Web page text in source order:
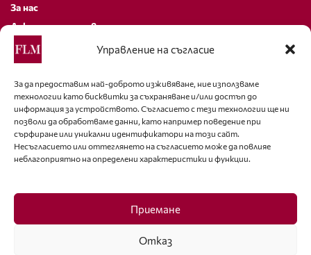
Управление на съгласие
За да предоставим най-доброто изживяване, ние използваме
технологии като бисквитки за съхраняване и/или достъп до
информация за устройството. Съгласието с тези технологии ще ни
позволи да обработваме данни, като например поведение при
сърфиране или уникални идентификатори на този сайт.
Несъгласието или оттеглянето на съгласието може да повлияе
неблагоприятно на определени характеристики и функции.
Приемане
Отказ
За нас
Декларация за поверителност
Политика за бисквитки
За контакти
editor@fashion-lifestyle.net
+359 88 227 33 47
Последвайте ни
Facebook